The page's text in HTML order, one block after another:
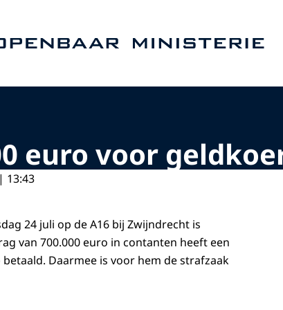
euro voor
13:43
24 juli op de A16 bij Zwijndrecht is
van 700.000 euro in contanten heeft een
Daarmee is voor hem de strafzaak